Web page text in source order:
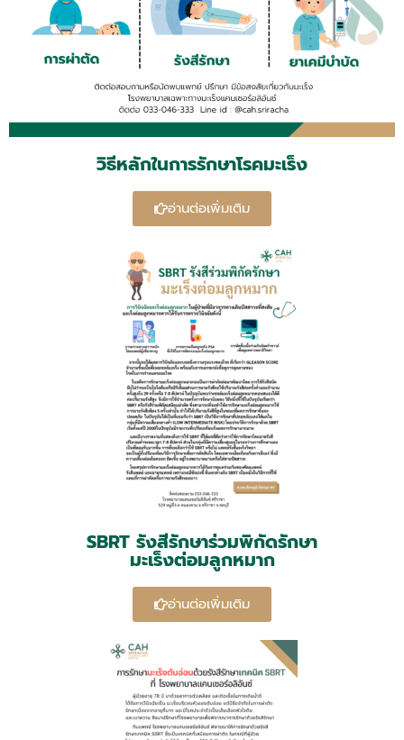
วิธีหลักในการรักษาโรคมะเร็ง
อ่านต่อเพิ่มเติม
SBRT รังสีรักษาร่วมพิกัดรักษา
มะเร็งต่อมลูกหมาก
อ่านต่อเพิ่มเติม